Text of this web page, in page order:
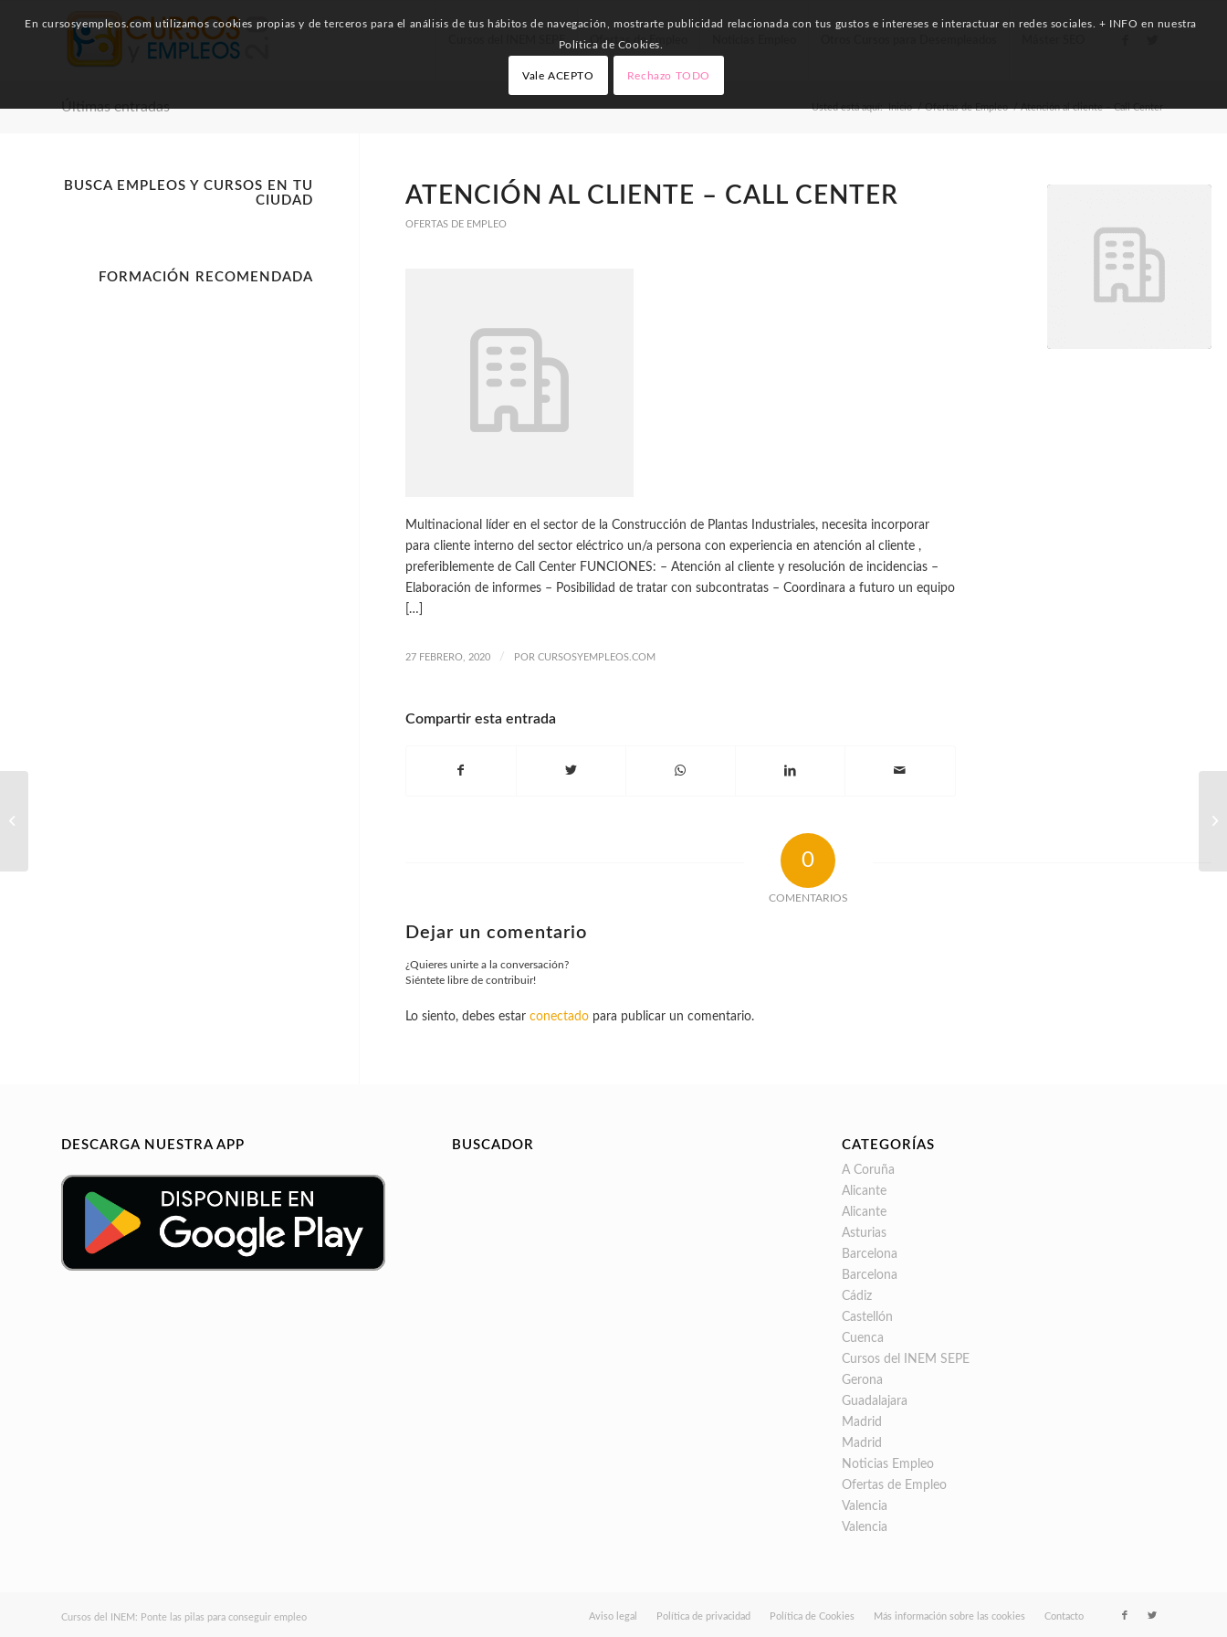
Cursos del INEM SEPE Ofertas de Empleo
Últimas entradas Usted está aquí: Inicio / Ofertas de Empleo / Atención al cliente – Call Center
ATENCIÓN AL CLIENTE – CALL CENTER
OFERTAS DE EMPLEO
Multinacional líder en el sector de la Construcción de Plantas Industriales, necesita incorporar
para cliente interno del sector eléctrico un/a persona con experiencia en atención al cliente ,
preferiblemente de Call Center FUNCIONES: – Atención al cliente y resolución de incidencias –
Elaboración de informes – Posibilidad de tratar con subcontratas – Coordinara a futuro un equipo
[…]
27 FEBRERO, 2020 / POR CURSOSYEMPLEOS.COM
Compartir esta entrada
0
COMENTARIOS
Dejar un comentario
¿Quieres unirte a la conversación?
Siéntete libre de contribuir!
Lo siento, debes estar conectadopara publicar un comentario.
BUSCA EMPLEOS Y CURSOS EN TU
CIUDAD
FORMACIÓN RECOMENDADA
DESCARGA NUESTRA APP BUSCADOR CATEGORÍAS
A Coruña
Alicante
Alicante
Asturias
Barcelona
Barcelona
Cádiz
Castellón
Cuenca
Cursos del INEM SEPE
Gerona
Guadalajara
Madrid
Madrid
Noticias Empleo
Ofertas de Empleo
Valencia
Valencia
Cursos del INEM: Ponte las pilas para conseguir empleo Aviso legal Política de privacidad Política de Cookies Más información sobre las cookies Contacto
En cursosyempleos.com utilizamos cookies propias y de terceros para el análisis de tus hábitos de navegación, mostrarte publicidad relacionada con tus gustos e intereses e interactuar en redes sociales. + INFO en nuestra
Política de Cookies.
Vale ACEPTO Rechazo TODO